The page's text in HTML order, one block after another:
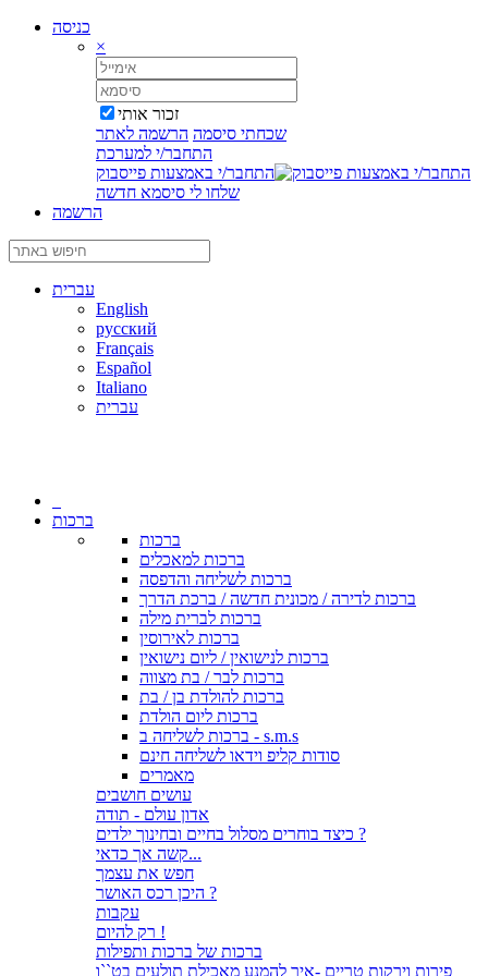
כניסה
×
זכור אותי
שכחתי סיסמה הרשמה לאתר
התחבר/י למערכת
התחבר/י באמצעות פייסבוק
שלחו לי סיסמא חדשה
הרשמה
עברית
English
русский
Français
Español
Italiano
עברית
ברכות
ברכות
ברכות למאכלים
ברכות לשליחה והדפסה
ברכות לדירה / מכונית חדשה / ברכת הדרך
ברכות לברית מילה
ברכות לאירוסין
ברכות לנישואין / ליום נישואין
ברכות לבר / בת מצווה
ברכות להולדת בן / בת
ברכות ליום הולדת
ברכות לשליחה ב - s.m.s
סודות קליפ וידאו לשליחה חינם
מאמרים
עושים חושבים
אדון עולם - תודה
כיצד בוחרים מסלול בחיים ובחינוך ילדים ?
קשה אך כדאי...
חפש את עצמך
היכן רכס האושר ?
עקבות
רק להיום !
ברכות של ברכות ותפילות
פירות וירקות טריים -איך להמנע מאכילת תולעים בט``ו